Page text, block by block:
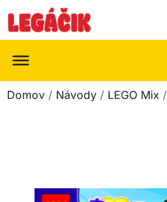
Domov / Návody / LEGO Mix